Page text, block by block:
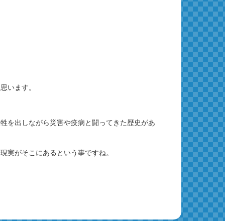
います。
を出しながら災害や疫病と闘ってきた歴史があ
実がそこにあるという事ですね。